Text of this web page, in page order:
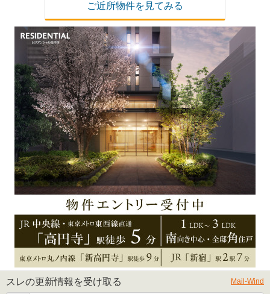
ご近所物件を見てみる
スレの更新情報を受け取る Mail-Wind